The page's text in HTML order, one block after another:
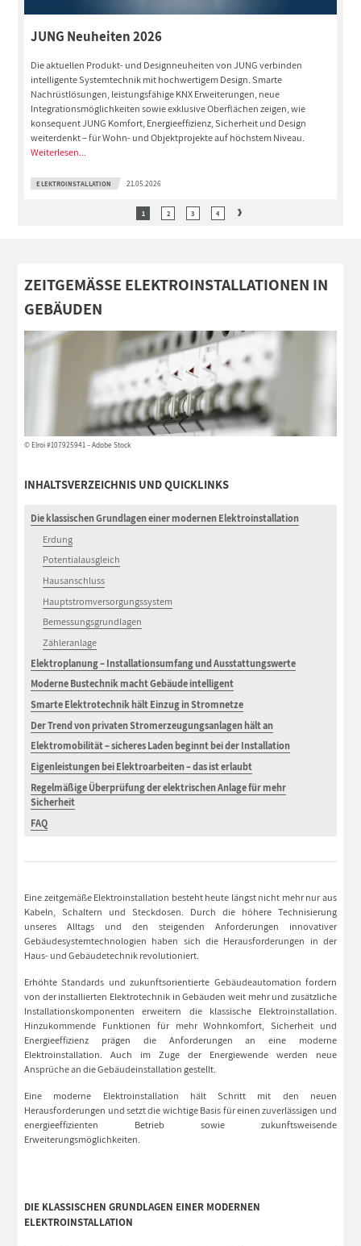
JUNG Neuheiten 2026
Die aktuellen Produkt- und Designneuheiten von JUNG verbinden
intelligente Systemtechnik mit hochwertigem Design. Smarte
Nachrüstlösungen, leistungsfähige KNX Erweiterungen, neue
Integrationsmöglichkeiten sowie exklusive Oberflächen zeigen, wie
konsequent JUNG Komfort, Energieeffizienz, Sicherheit und Design
weiterdenkt – für Wohn- und Objektprojekte auf höchstem Niveau.
Weiterlesen...
ELEKTROINSTALLATION 21.05.2026
1 2 3 4
ZEITGEMÄSSE ELEKTROINSTALLATIONEN IN G
EBÄUDEN
© Elroi #107925941 – Adobe Stock
INHALTSVERZEICHNIS UND QUICKLINKS
Die klassischen Grundlagen einer modernen Elektroinstallation
Erdung
Potentialausgleich
Hausanschluss
Hauptstromversorgungssystem
Bemessungsgrundlagen
Zähleranlage
Elektroplanung – Installationsumfang und Ausstattungswerte
Moderne Bustechnik macht Gebäude intelligent
Smarte Elektrotechnik hält Einzug in Stromnetze
Der Trend von privaten Stromerzeugungsanlagen hält an
Elektromobilität – sicheres Laden beginnt bei der Installation
Eigenleistungen bei Elektroarbeiten – das ist erlaubt
Regelmäßige Überprüfung der elektrischen Anlage für mehr
Sicherheit
FAQ
Eine zeitgemäße Elektroinstallation besteht heute längst nicht mehr nur aus
Kabeln, Schaltern und Steckdosen. Durch die höhere Technisierung
unseres Alltags und den steigenden Anforderungen innovativer
Gebäudesystemtechnologien haben sich die Herausforderungen in der
Haus- und Gebäudetechnik revolutioniert.
Erhöhte Standards und zukunftsorientierte Gebäudeautomation fordern
von der installierten Elektrotechnik in Gebäuden weit mehr und zusätzliche
Installationskomponenten erweitern die klassische Elektroinstallation.
Hinzukommende Funktionen für mehr Wohnkomfort, Sicherheit und
Energieeffizienz prägen die Anforderungen an eine moderne
Elektroinstallation. Auch im Zuge der Energiewende werden neue
Ansprüche an die Gebäudeinstallation gestellt.
Eine moderne Elektroinstallation hält Schritt mit den neuen
Herausforderungen und setzt die wichtige Basis für einen zuverlässigen und
energieeffizienten Betrieb sowie zukunftsweisende
Erweiterungsmöglichkeiten.
DIE KLASSISCHEN GRUNDLAGEN EINER MODERNEN
ELEKTROINSTALLATION